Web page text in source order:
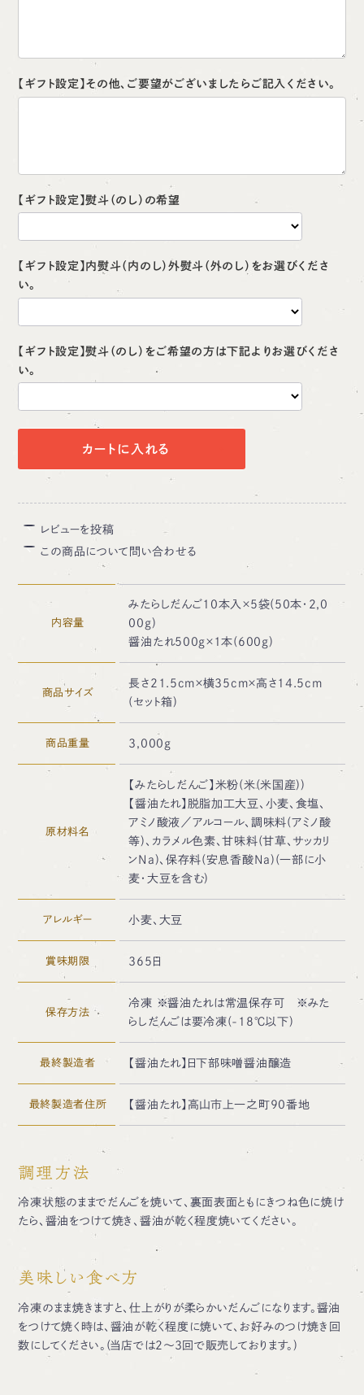
【ギフト設定】その他、ご要望がございましたらご記入ください。
【ギフト設定】熨斗（のし）の希望
【ギフト設定】内熨斗（内のし）外熨斗（外のし）をお選びくださ
い。
【ギフト設定】熨斗（のし）をご希望の方は下記よりお選びくださ
い。
カートに入れる
レビューを投稿
この商品について問い合わせる
内容量
みたらしだんご10本入×5袋(50本・2,0
00g)
醤油たれ500g×1本(600g)
商品サイズ
長さ21.5cm×横35cm×高さ14.5cm
(セット箱)
商品重量 3,000g
原材料名
【みたらしだんご】米粉(米(米国産))
【醤油たれ】脱脂加工大豆、小麦、食塩、
アミノ酸液／アルコール、調味料(アミノ酸
等)、カラメル色素、甘味料(甘草、サッカリ
ンNa)、保存料(安息香酸Na)(一部に小
麦・大豆を含む)
アレルギー 小麦、大豆
賞味期限 365日
保存方法
冷凍 ※醤油たれは常温保存可 ※みた
らしだんごは要冷凍(-18℃以下)
最終製造者 【醤油たれ】日下部味噌醤油醸造
最終製造者住所 【醤油たれ】高山市上一之町90番地
調理方法
冷凍状態のままでだんごを焼いて、裏面表面ともにきつね色に焼け
たら、醤油をつけて焼き、醤油が乾く程度焼いてください。
美味しい食べ方
冷凍のまま焼きますと、仕上がりが柔らかいだんごになります。醤油
をつけて焼く時は、醤油が乾く程度に焼いて、お好みのつけ焼き回
数にしてください。(当店では2～3回で販売しております。)